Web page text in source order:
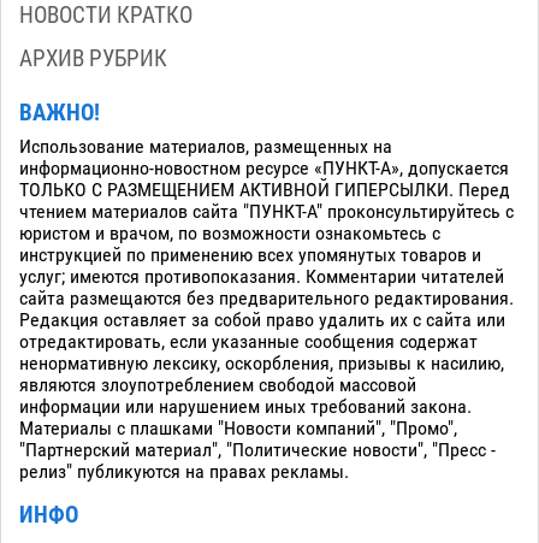
НОВОСТИ КРАТКО
АРХИВ РУБРИК
ВАЖНО!
Использование материалов, размещенных на
информационно-новостном ресурсе «ПУНКТ-А», допускается
ТОЛЬКО С РАЗМЕЩЕНИЕМ АКТИВНОЙ ГИПЕРСЫЛКИ. Перед
чтением материалов сайта "ПУНКТ-А" проконсультируйтесь с
юристом и врачом, по возможности ознакомьтесь с
инструкцией по применению всех упомянутых товаров и
услуг; имеются противопоказания. Комментарии читателей
сайта размещаются без предварительного редактирования.
Редакция оставляет за собой право удалить их с сайта или
отредактировать, если указанные сообщения содержат
ненормативную лексику, оскорбления, призывы к насилию,
являются злоупотреблением свободой массовой
информации или нарушением иных требований закона.
Материалы с плашками "Новости компаний", "Промо",
"Партнерский материал", "Политические новости", "Пресс -
релиз" публикуются на правах рекламы.
ИНФО